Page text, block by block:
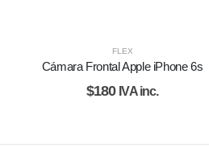
FLEX
Cámara Frontal Apple iPhone 6s
$180 IVA inc.